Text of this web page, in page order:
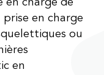
en charge de
en charge
ou
en